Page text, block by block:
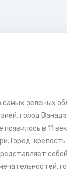
зеленых
город
в 11
Город-